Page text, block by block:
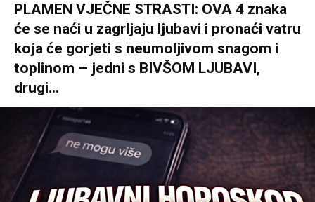
PLAMEN VJEČNE STRASTI: OVA 4 znaka
će se naći u zagrljaju ljubavi i pronaći vatru
koja će gorjeti s neumoljivom snagom i
toplinom – jedni s BIVŠOM LJUBAVI,
drugi...